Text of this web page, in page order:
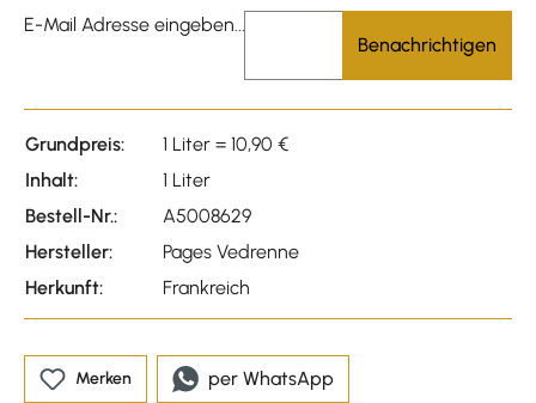
E-Mail Adresse eingeben...
Benachrichtigen
Grundpreis:
1 Liter = 10,90 €
Inhalt:
1 Liter
Bestell-Nr.:
A5008629
Hersteller:
Pages Vedrenne
Herkunft:
Frankreich
Merken per WhatsApp